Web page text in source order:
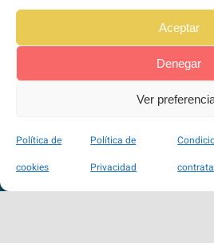
Aceptar
Denegar
Ver
Política de
cookies
Política de
Privacidad
TipoZeroDiabetes enRedes